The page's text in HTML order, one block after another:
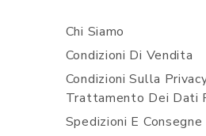
Chi Siamo
Condizioni Di Vendita
Condizioni Sulla
Trattamento Dei Dati
Spedizioni E Consegne